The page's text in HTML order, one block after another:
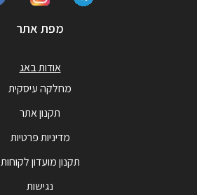
מפת אתר
אודות באג
מחלקה עיסקית
תקנון אתר
מדיניות פרטיות
תקנון מועדון לקוחות
נגישות